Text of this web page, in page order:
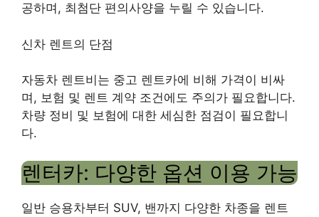
공하며, 최첨단 편의사양을 누릴 수 있습니다.
신차 렌트의 단점
자동차 렌트비는 중고 렌트카에 비해 가격이 비싸
며, 보험 및 렌트 계약 조건에도 주의가 필요합니다.
차량 정비 및 보험에 대한 세심한 점검이 필요합니
다.
렌터카: 다양한 옵션 이용 가능
일반 승용차부터 SUV, 밴까지 다양한 차종을 렌트